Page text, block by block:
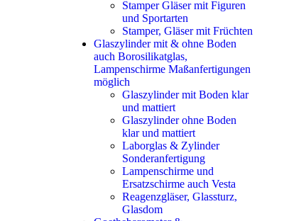
Stamper Gläser mit Figuren
und Sportarten
Stamper, Gläser mit Früchten
Glaszylinder mit & ohne Boden
auch Borosilikatglas,
Lampenschirme Maßanfertigungen
möglich
Glaszylinder mit Boden klar
und mattiert
Glaszylinder ohne Boden
klar und mattiert
Laborglas & Zylinder
Sonderanfertigung
Lampenschirme und
Ersatzschirme auch Vesta
Reagenzgläser, Glassturz,
Glasdom